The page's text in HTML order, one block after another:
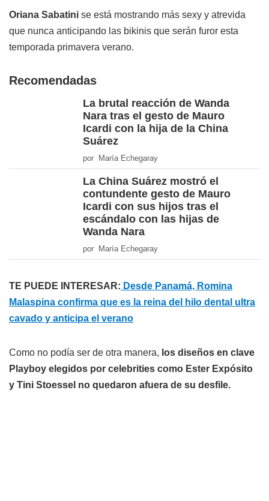
Oriana Sabatini se está mostrando más sexy y atrevida
que nunca anticipando las bikinis que serán furor esta
temporada primavera verano.
Recomendadas
La brutal reacción de Wanda
Nara tras el gesto de Mauro
Icardi con la hija de la China
Suárez
por María Echegaray
La China Suárez mostró el
contundente gesto de Mauro
Icardi con sus hijos tras el
escándalo con las hijas de
Wanda Nara
por María Echegaray
TE PUEDE INTERESAR: Desde Panamá, Romina
Malaspina confirma que es la reina del hilo dental ultra
cavado y anticipa el verano
Como no podía ser de otra manera, los diseños en clave
Playboy elegidos por celebrities como Ester Expósito
y Tini Stoessel no quedaron afuera de su desfile.